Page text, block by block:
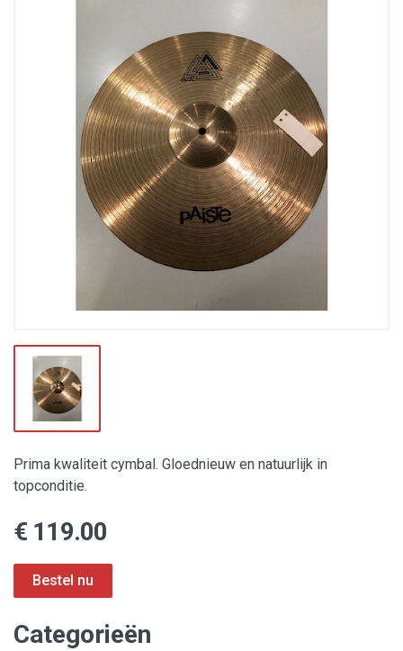
Prima kwaliteit cymbal. Gloednieuw en natuurlijk in
topconditie.
€ 119.00
Categorieën